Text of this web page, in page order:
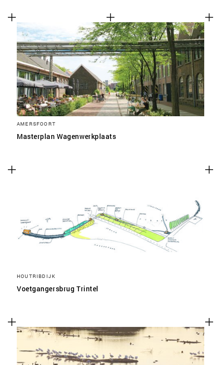
AMERSFOORT
Masterplan Wagenwerkplaats
HOUTRIBDIJK
Voetgangersbrug Trintel